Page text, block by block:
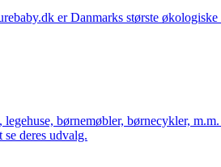
er Danmarks største
børnemøbler, børnecykler,
deres udvalg.